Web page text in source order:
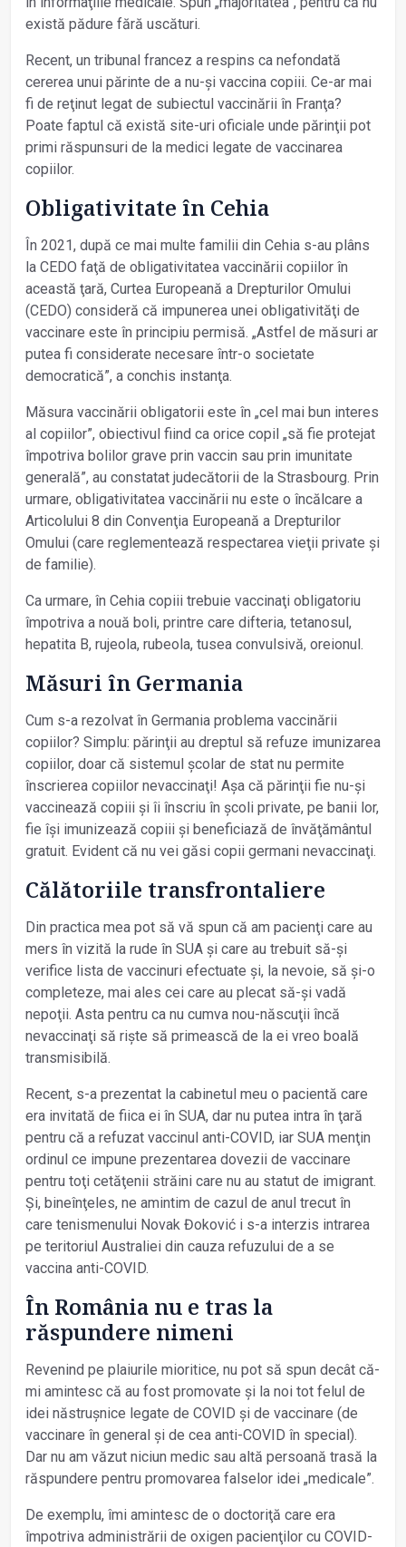
există pădure fără uscături.
Recent, un tribunal francez a respins ca nefondată
cererea unui părinte de a nu-și vaccina copiii. Ce-ar mai
fi de reţinut legat de subiectul vaccinării în Franţa?
Poate faptul că există site-uri oficiale unde părinţii pot
primi răspunsuri de la medici legate de vaccinarea
copiilor.
Obligativitate în Cehia
În 2021, după ce mai multe familii din Cehia s-au plâns
la CEDO faţă de obligativitatea vaccinării copiilor în
această ţară, Curtea Europeană a Drepturilor Omului
(CEDO) consideră că impunerea unei obligativităţi de
vaccinare este în principiu permisă. „Astfel de măsuri ar
putea fi considerate necesare într-o societate
democratică”, a conchis instanţa.
Măsura vaccinării obligatorii este în „cel mai bun interes
al copiilor”, obiectivul fiind ca orice copil „să fie protejat
împotriva bolilor grave prin vaccin sau prin imunitate
generală”, au constatat judecătorii de la Strasbourg. Prin
urmare, obligativitatea vaccinării nu este o încălcare a
Articolului 8 din Convenţia Europeană a Drepturilor
Omului (care reglementează respectarea vieţii private și
de familie).
Ca urmare, în Cehia copiii trebuie vaccinaţi obligatoriu
împotriva a nouă boli, printre care difteria, tetanosul,
hepatita B, rujeola, rubeola, tusea convulsivă, oreionul.
Măsuri în Germania
Cum s-a rezolvat în Germania problema vaccinării
copiilor? Simplu: părinţii au dreptul să refuze imunizarea
copiilor, doar că sistemul școlar de stat nu permite
înscrierea copiilor nevaccinaţi! Așa că părinţii fie nu-și
vaccinează copiii și îi înscriu în școli private, pe banii lor,
fie își imunizează copiii și beneficiază de învăţământul
gratuit. Evident că nu vei găsi copii germani nevaccinaţi.
Călătoriile transfrontaliere
Din practica mea pot să vă spun că am pacienţi care au
mers în vizită la rude în SUA și care au trebuit să-și
verifice lista de vaccinuri efectuate și, la nevoie, să și-o
completeze, mai ales cei care au plecat să-și vadă
nepoţii. Asta pentru ca nu cumva nou-născuţii încă
nevaccinaţi să riște să primească de la ei vreo boală
transmisibilă.
Recent, s-a prezentat la cabinetul meu o pacientă care
era invitată de fiica ei în SUA, dar nu putea intra în ţară
pentru că a refuzat vaccinul anti-COVID, iar SUA menţin
ordinul ce impune prezentarea dovezii de vaccinare
pentru toţi cetăţenii străini care nu au statut de imigrant.
Și, bineînţeles, ne amintim de cazul de anul trecut în
care tenismenului Novak Đoković i s-a interzis intrarea
pe teritoriul Australiei din cauza refuzului de a se
vaccina anti-COVID.
În România nu e tras la
răspundere nimeni
Revenind pe plaiurile mioritice, nu pot să spun decât că-
mi amintesc că au fost promovate și la noi tot felul de
idei năstrușnice legate de COVID și de vaccinare (de
vaccinare în general și de cea anti-COVID în special).
Dar nu am văzut niciun medic sau altă persoană trasă la
răspundere pentru promovarea falselor idei „medicale”.
De exemplu, îmi amintesc de o doctoriţă care era
împotriva administrării de oxigen pacienţilor cu COVID-